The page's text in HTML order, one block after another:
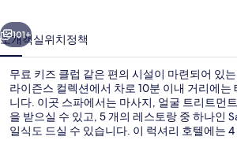
호
라
이
즌
스
다음
101+
소개객실위치정책
무료 키즈 클럽 같은 편의 시설이 마련되어 있
라이즌스 컬렉션에서 차로 10분 이내 거리에는
니다. 이곳 스파에서는 마사지, 얼굴 트리트먼
을 받으실 수 있고, 5 개의 레스토랑 중 하나인
일식도 드실 수 있습니다. 이 럭셔리 호텔에는